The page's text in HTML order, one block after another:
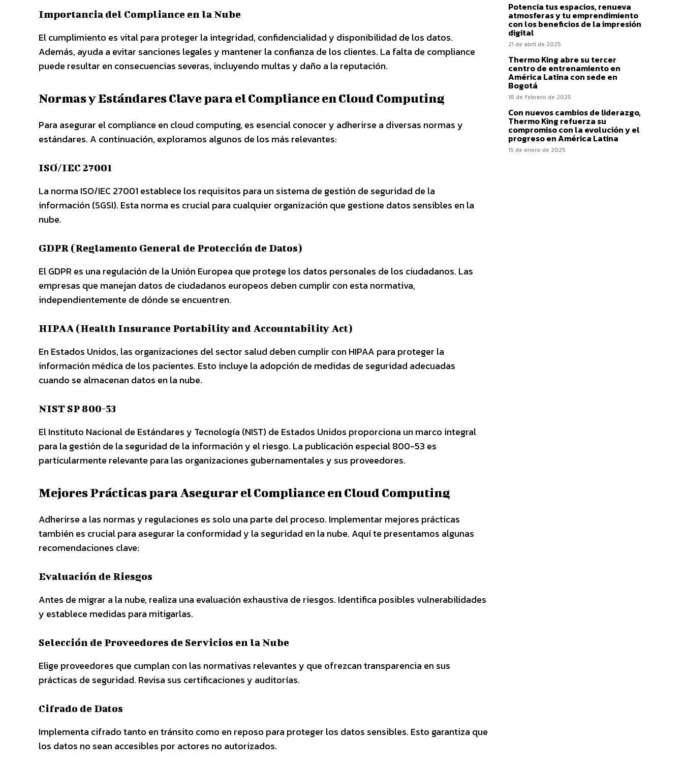
Importancia del Compliance en la Nube
El cumplimiento es vital para proteger la integridad, confidencialidad y disponibilidad de los datos.
Además, ayuda a evitar sanciones legales y mantener la confianza de los clientes. La falta de compliance
puede resultar en consecuencias severas, incluyendo multas y daño a la reputación.
Normas y Estándares Clave para el Compliance en Cloud Computing
Para asegurar el compliance en cloud computing, es esencial conocer y adherirse a diversas normas y
estándares. A continuación, exploramos algunos de los más relevantes:
ISO/IEC 27001
La norma ISO/IEC 27001 establece los requisitos para un sistema de gestión de seguridad de la
información (SGSI). Esta norma es crucial para cualquier organización que gestione datos sensibles en la
nube.
GDPR (Reglamento General de Protección de Datos)
El GDPR es una regulación de la Unión Europea que protege los datos personales de los ciudadanos. Las
empresas que manejan datos de ciudadanos europeos deben cumplir con esta normativa,
independientemente de dónde se encuentren.
HIPAA (Health Insurance Portability and Accountability Act)
En Estados Unidos, las organizaciones del sector salud deben cumplir con HIPAA para proteger la
información médica de los pacientes. Esto incluye la adopción de medidas de seguridad adecuadas
cuando se almacenan datos en la nube.
NIST SP 800-53
El Instituto Nacional de Estándares y Tecnología (NIST) de Estados Unidos proporciona un marco integral
para la gestión de la seguridad de la información y el riesgo. La publicación especial 800-53 es
particularmente relevante para las organizaciones gubernamentales y sus proveedores.
Mejores Prácticas para Asegurar el Compliance en Cloud Computing
Adherirse a las normas y regulaciones es solo una parte del proceso. Implementar mejores prácticas
también es crucial para asegurar la conformidad y la seguridad en la nube. Aquí te presentamos algunas
recomendaciones clave:
Evaluación de Riesgos
Antes de migrar a la nube, realiza una evaluación exhaustiva de riesgos. Identifica posibles vulnerabilidades
y establece medidas para mitigarlas.
Selección de Proveedores de Servicios en la Nube
Elige proveedores que cumplan con las normativas relevantes y que ofrezcan transparencia en sus
prácticas de seguridad. Revisa sus certificaciones y auditorías.
Cifrado de Datos
Implementa cifrado tanto en tránsito como en reposo para proteger los datos sensibles. Esto garantiza que
los datos no sean accesibles por actores no autorizados.
Potencia tus espacios, renueva
atmosferas y tu emprendimiento
con los beneficios de la impresión
digital
21 de abril de 2025
Thermo King abre su tercer
centro de entrenamiento en
América Latina con sede en
Bogotá
18 de febrero de 2025
Con nuevos cambios de liderazgo,
Thermo King refuerza su
compromiso con la evolución y el
progreso en América Latina
15 de enero de 2025